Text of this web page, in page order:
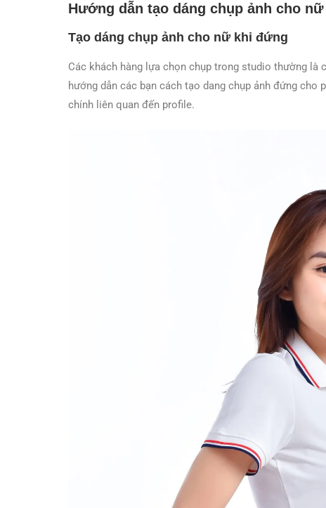
Hướng dẫn tạo dáng chụp ảnh cho nữ
Tạo dáng chụp ảnh cho nữ khi đứng
Các khách hàng lựa chọn chụp trong studio thường là
hướng dẫn các bạn cách tạo dang chụp ảnh đứng
chính liên quan đến profile.